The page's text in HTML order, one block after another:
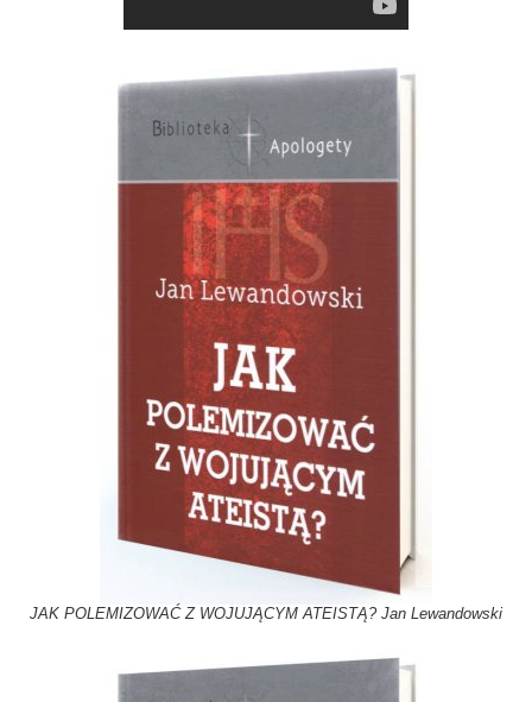
JAK POLEMIZOWAĆ Z WOJUJĄCYM ATEISTĄ? Jan Lewandowski